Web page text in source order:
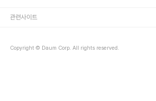
이야기도 있다. 이대로의 삶을 지속할 수 없어 바꾸려한다. 농촌으로
Copyright © Daum Corp. All rights reserved.
관련사이트